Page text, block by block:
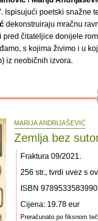
Ispisujući poetski snažne
dekonstruiraju mračnu
pred čitateljice donijele
s kojima živimo i u
iz neobičnih izvora.
MARIJA ANDRIJAŠEVIĆ
Zemlja bez
Fraktura 09/2021.
256 str., tvrdi uvez s
ISBN 9789533583990
Cijena: 19.78 eur
Preračunato po fiksnom